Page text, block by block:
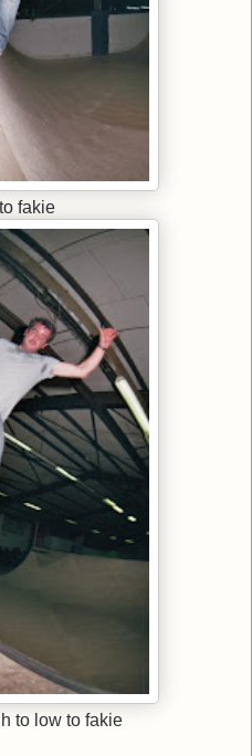
fakie
to low to fakie